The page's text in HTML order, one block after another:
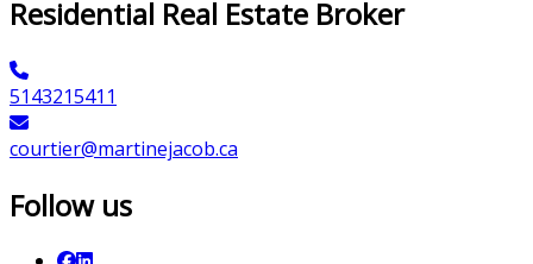
Residential Real Estate Broker
5143215411
courtier@martinejacob.ca
Follow us